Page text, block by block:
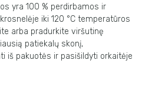
yra 100 % perdirbamos ir
iki 120 °C temperatūros
arba pradurkite viršutinę
patiekalų skonį,
iš pakuotės ir pasišildyti orkaitėje